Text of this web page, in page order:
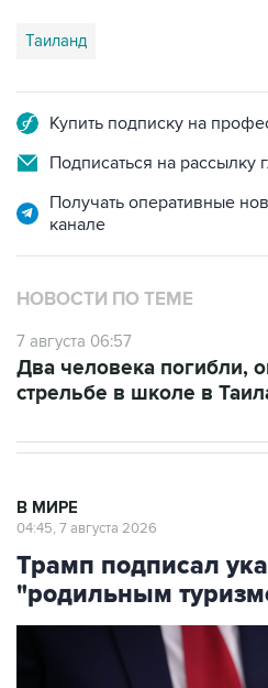
Таиланд
Купить подписку на
Подписаться на рассылку
Получать оперативные
канале
НОВОСТИ ПО ТЕМЕ
7 августа 06:57
Два человека погибли,
стрельбе в школе в
В МИРЕ
04:45, 7 августа 2026
Трамп подписал
"родильным